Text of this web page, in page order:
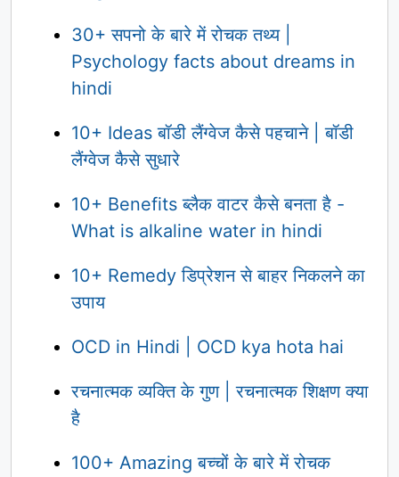
30+ सपनो के बारे में रोचक तथ्य |
Psychology facts about dreams in
hindi
10+ Ideas बॉडी लैंग्वेज कैसे पहचाने | बॉडी
लैंग्वेज कैसे सुधारे
10+ Benefits ब्लैक वाटर कैसे बनता है -
What is alkaline water in hindi
10+ Remedy डिप्रेशन से बाहर निकलने का
उपाय
OCD in Hindi | OCD kya hota hai
रचनात्मक व्यक्ति के गुण | रचनात्मक शिक्षण क्या
है
100+ Amazing बच्चों के बारे में रोचक